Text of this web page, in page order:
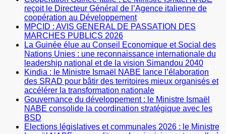
reçoit le Directeur Général de l’Agence italienne de
coopération au Développement
MPCID : AVIS GENERAL DE PASSATION DES
MARCHES PUBLICS 2026
La Guinée élue au Conseil Economique et Social des
Nations Unies : une reconnaissance internationale du
leadership national et de la vision Simandou 2040
Kindia : le Ministre Ismaël NABE lance l’élaboration
des SRAD pour bâtir des territoires mieux organisés et
accélérer la transformation nationale
Gouvernance du développement : le Ministre Ismaël
NABE consolide la coordination stratégique avec les
BSD
Elections législatives et communales 2026 : le Ministre